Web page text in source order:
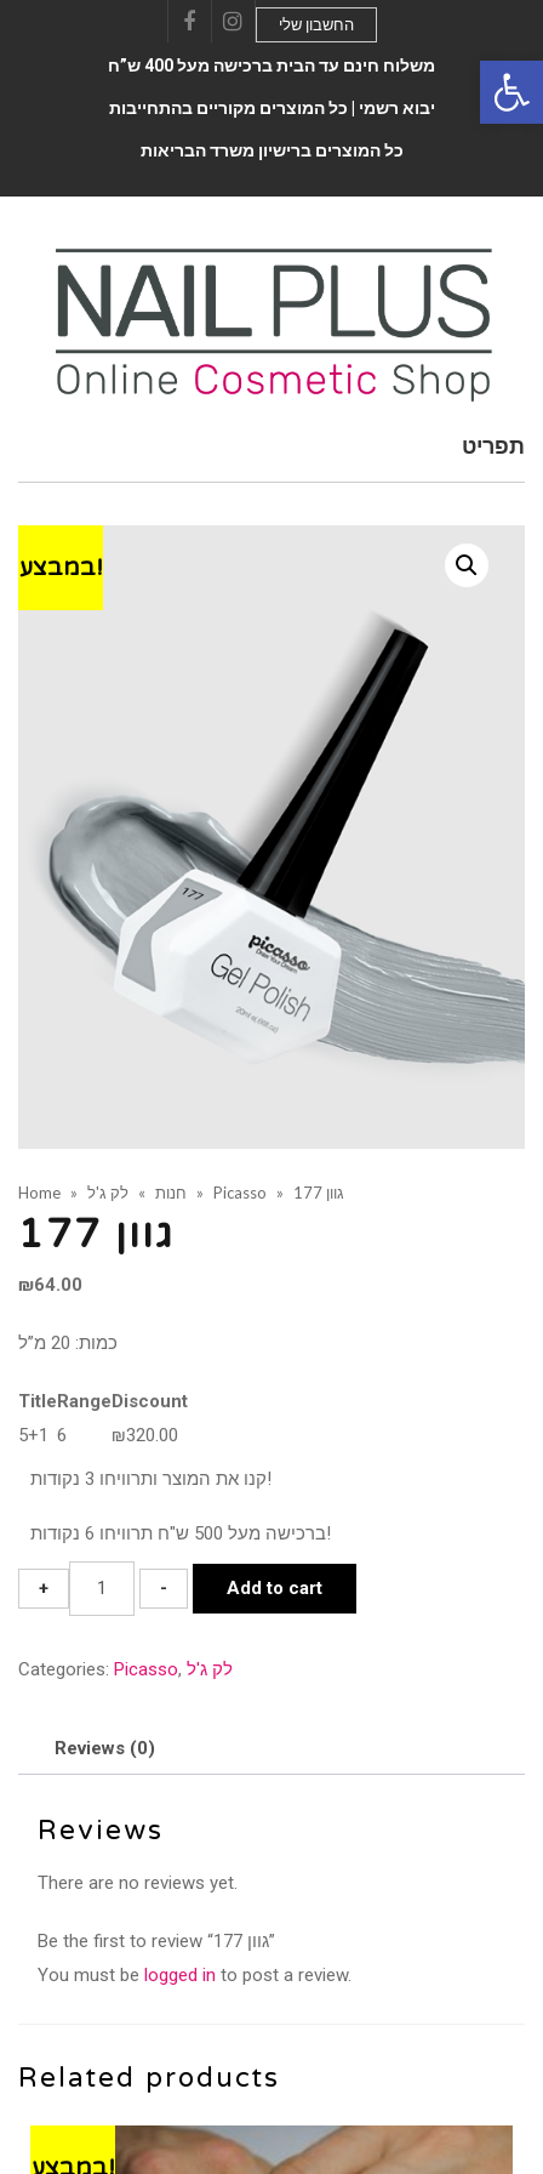
FacebookInstagram
החשבון שלי
משלוח חינם עד הבית ברכישה מעל 400 ש”ח
יבוא רשמי | כל המוצרים מקוריים בהתחייבות
כל המוצרים ברישיון משרד הבריאות
Toggle
תפריט
במבצע!
Home » חנות » לק ג'ל » Picasso » גוון 177
גוון 177
₪64.00
כמות: 20 מ”ל
TitleRangeDiscount
5+1 6 ₪320.00
קנו את המוצר ותרוויחו 3 נקודות!
ברכישה מעל 500 ש"ח תרוויחו 6 נקודות!
+
177
- Add to cart
Categories: Picasso, לק ג'ל
Reviews (0)
Reviews
There are no reviews yet.
Be the first to review “גוון 177”
You must be logged in to post a review.
Related products
במבצע!